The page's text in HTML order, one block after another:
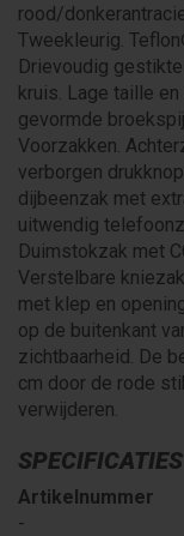
rood/
Tweekleurig.
Drievoudig
kruis. Lage taille
gevormde
Voorzakken.
verborgen
dijbeenzak met
uitwendig
Duimstokzak met
Verstelbare
met klep en
op de buitenkant
zichtbaarheid. De
cm door de rode
verwijderen.
SPECIFICATIES
Artikelnummer
-